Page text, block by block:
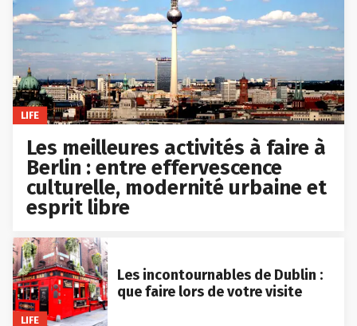
LIFE
Les meilleures activités à faire à
Berlin : entre effervescence
culturelle, modernité urbaine et
esprit libre
LIFE
Les incontournables de Dublin :
que faire lors de votre visite